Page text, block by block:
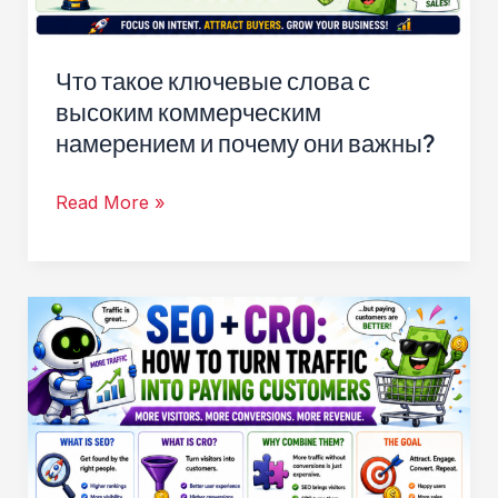
Что такое ключевые слова с
высоким коммерческим
намерением и почему они важны?
Что
слова
с
высоким
коммерческим
намерением
и
Read More »